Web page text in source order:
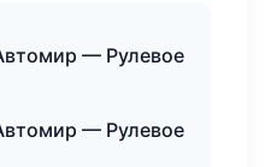
— Рулевое
— Рулевое